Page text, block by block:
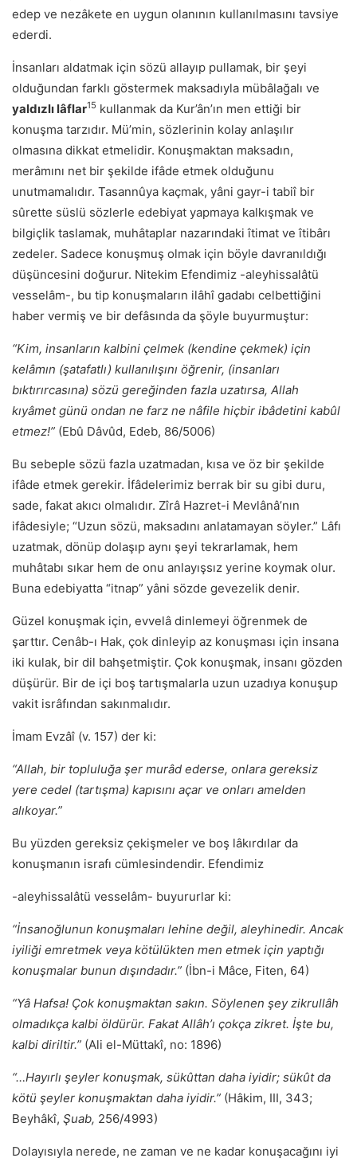
edep ve nezâkete en uygun olanının kullanılmasını tavsiye
ederdi.
İnsanları aldatmak için sözü allayıp pullamak, bir şeyi
olduğundan farklı göstermek maksadıyla mübâlağalı ve
yaldızlı lâflar15 kullanmak da Kur’ân’ın men ettiği bir
konuşma tarzıdır. Mü’min, sözlerinin kolay anlaşılır
olmasına dikkat etmelidir. Konuşmaktan maksadın,
merâmını net bir şekilde ifâde etmek olduğunu
unutmamalıdır. Tasannûya kaçmak, yâni gayr-i tabiî bir
sûrette süslü sözlerle edebiyat yapmaya kalkışmak ve
bilgiçlik taslamak, muhâtaplar nazarındaki îtimat ve îtibârı
zedeler. Sadece konuşmuş olmak için böyle davranıldığı
düşüncesini doğurur. Nitekim Efendimiz -aleyhissalâtü
vesselâm-, bu tip konuşmaların ilâhî gadabı celbettiğini
haber vermiş ve bir defâsında da şöyle buyurmuştur:
“Kim, insanların kalbini çelmek (kendine çekmek) için
kelâmın (şatafatlı) kullanılışını öğrenir, (insanları
bıktırırcasına) sözü gereğinden fazla uzatırsa, Allah
kıyâmet günü ondan ne farz ne nâfile hiçbir ibâdetini kabûl
etmez!” (Ebû Dâvûd, Edeb, 86/5006)
Bu sebeple sözü fazla uzatmadan, kısa ve öz bir şekilde
ifâde etmek gerekir. İfâdelerimiz berrak bir su gibi duru,
sade, fakat akıcı olmalıdır. Zîrâ Hazret-i Mevlânâ’nın
ifâdesiyle; “Uzun sözü, maksadını anlatamayan söyler.” Lâfı
uzatmak, dönüp dolaşıp aynı şeyi tekrarlamak, hem
muhâtabı sıkar hem de onu anlayışsız yerine koymak olur.
Buna edebiyatta “itnap” yâni sözde gevezelik denir.
Güzel konuşmak için, evvelâ dinlemeyi öğrenmek de
şarttır. Cenâb-ı Hak, çok dinleyip az konuşması için insana
iki kulak, bir dil bahşetmiştir. Çok konuşmak, insanı gözden
düşürür. Bir de içi boş tartışmalarla uzun uzadıya konuşup
vakit isrâfından sakınmalıdır.
İmam Evzâî (v. 157) der ki:
“Allah, bir topluluğa şer murâd ederse, onlara gereksiz
yere cedel (tartışma) kapısını açar ve onları amelden
alıkoyar.”
Bu yüzden gereksiz çekişmeler ve boş lâkırdılar da
konuşmanın israfı cümlesindendir. Efendimiz
-aleyhissalâtü vesselâm- buyururlar ki:
“İnsanoğlunun konuşmaları lehine değil, aleyhinedir. Ancak
iyiliği emretmek veya kötülükten men etmek için yaptığı
konuşmalar bunun dışındadır.” (İbn-i Mâce, Fiten, 64)
“Yâ Hafsa! Çok konuşmaktan sakın. Söylenen şey zikrullâh
olmadıkça kalbi öldürür. Fakat Allâh’ı çokça zikret. İşte bu,
kalbi diriltir.” (Ali el-Müttakî, no: 1896)
“…Hayırlı şeyler konuşmak, sükûttan daha iyidir; sükût da
kötü şeyler konuşmaktan daha iyidir.” (Hâkim, III, 343;
Beyhâkî, Şuab, 256/4993)
Dolayısıyla nerede, ne zaman ve ne kadar konuşacağını iyi